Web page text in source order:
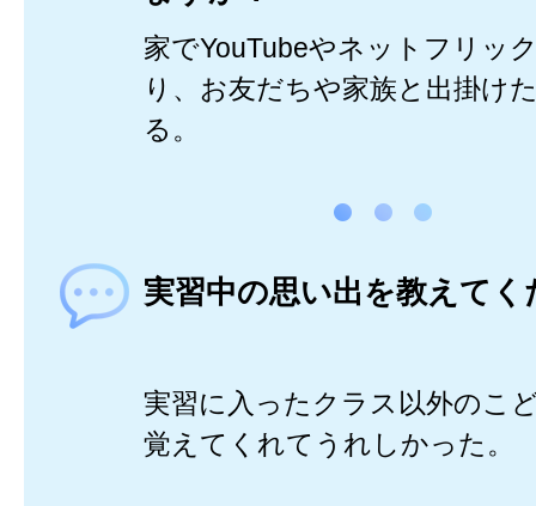
家でYouTubeやネットフリッ
り、お友だちや家族と出掛け
る。
実習中の思い出を教えてく
実習に入ったクラス以外のこ
覚えてくれてうれしかった。